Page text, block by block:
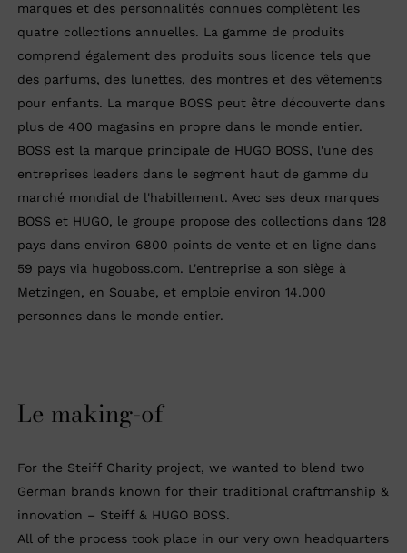
marques et des personnalités connues complètent les
quatre collections annuelles. La gamme de produits
comprend également des produits sous licence tels que
des parfums, des lunettes, des montres et des vêtements
pour enfants. La marque BOSS peut être découverte dans
plus de 400 magasins en propre dans le monde entier.
BOSS est la marque principale de HUGO BOSS, l'une des
entreprises leaders dans le segment haut de gamme du
marché mondial de l'habillement. Avec ses deux marques
BOSS et HUGO, le groupe propose des collections dans 128
pays dans environ 6800 points de vente et en ligne dans
59 pays via hugoboss.com. L'entreprise a son siège à
Metzingen, en Souabe, et emploie environ 14.000
personnes dans le monde entier.
Le making-of
For the Steiff Charity project, we wanted to blend two
German brands known for their traditional craftmanship &
innovation – Steiff & HUGO BOSS.
All of the process took place in our very own headquarters